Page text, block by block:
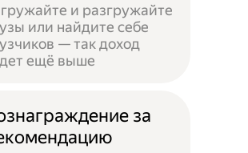
и разгружайте
или найдите себе
— так доход
ещё выше
за